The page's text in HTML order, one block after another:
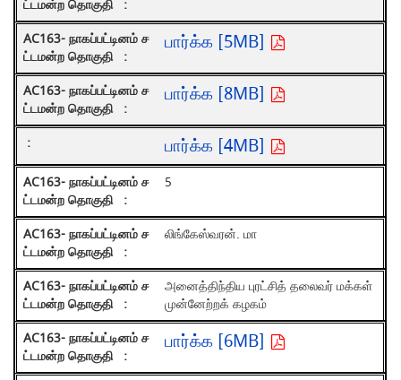
பார்க்க [5MB]
பார்க்க [8MB]
பார்க்க [4MB]
5
லிங்கேஸ்வரன். மா
அனைத்திந்திய புரட்சித் தலைவர் மக்கள்
முன்னேற்றக் கழகம்
பார்க்க [6MB]